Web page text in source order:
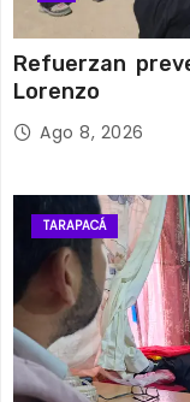
Refuerzan
Lorenzo
Ago 8, 2026
TARAPACÁ